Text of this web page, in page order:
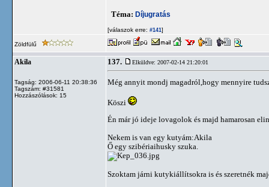
Téma: Díjugratás
[válaszok erre: #141]
Zöldfülű
Akila
Tagság: 2006-06-11 20:38:36
Tagszám: #31581
Hozzászólások: 15
137. Elküldve: 2007-02-14 21:20:01
Még annyit mondj magadról,hogy mennyire
Köszi
Én már jó ideje lovagolok és majd hamarosan
Nekem is van egy kutyám:Akila
Ő egy szibériaihusky szuka.
Szoktam járni kutykiállítsokra is és szeretnék